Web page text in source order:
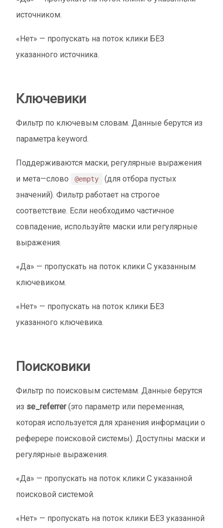
источником.
«Нет» — пропускать на поток клики БЕЗ
указанного источника.
Ключевики
Фильтр по ключевым словам. Данные берутся из
параметра keyword.
Поддерживаются маски, регулярные выражения
и мета—слово
@empty
(для отбора пустых
значений). Фильтр работает на строгое
соответствие. Если необходимо частичное
совпадение, используйте маски или регулярные
выражения.
«Да» — пропускать на поток клики С указанным
ключевиком.
«Нет» — пропускать на поток клики БЕЗ
указанного ключевика.
Поисковики
Фильтр по поисковым системам. Данные берутся
из se_referrer(это параметр или переменная,
которая используется для хранения информации о
реферере поисковой системы). Доступны маски и
регулярные выражения.
«Да» — пропускать на поток клики С указанной
поисковой системой.
«Нет» — пропускать на поток клики БЕЗ указанной